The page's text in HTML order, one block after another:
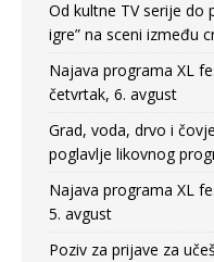
Od kultne TV serije do
igre” na sceni između
Najava programa XL
četvrtak, 6. avgust
Grad, voda, drvo i
poglavlje likovnog
Najava programa XL
5. avgust
Poziv za prijave za